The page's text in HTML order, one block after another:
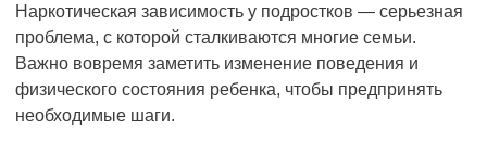
Наркотическая зависимость у подростков — серьезная
проблема, с которой сталкиваются многие семьи.
Важно вовремя заметить изменение поведения и
физического состояния ребенка, чтобы предпринять
необходимые шаги.